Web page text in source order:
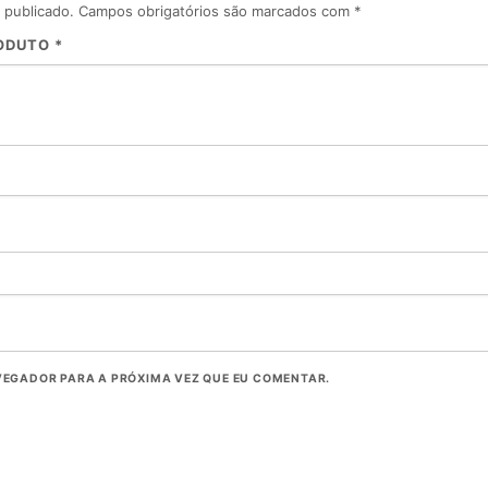
Campos obrigatórios são marcados com *
*
PARA A PRÓXIMA VEZ QUE EU COMENTAR.